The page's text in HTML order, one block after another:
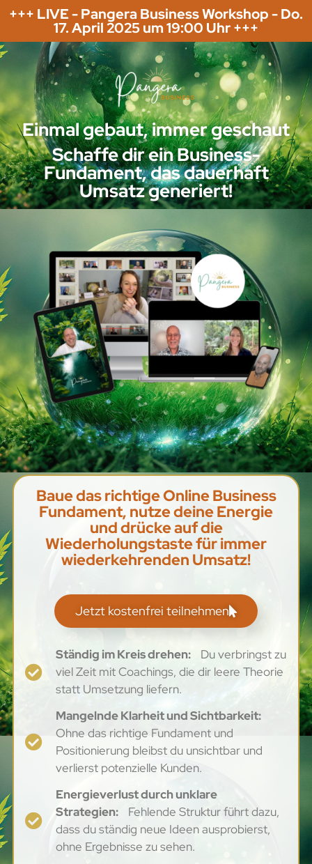
+++ LIVE - Pangera Business Workshop - Do.
17. April 2025 um 19:00 Uhr +++
Einmal gebaut, immer geschaut
Schaffe dir ein Business-
Fundament, das dauerhaft
Umsatz generiert!
Baue das richtige Online Business
Fundament, nutze deine Energie
und drücke auf die
Wiederholungstaste für immer
wiederkehrenden Umsatz!
Jetzt kostenfrei teilnehmen
Ständig im Kreis drehen:Du verbringst zu
viel Zeit mit Coachings, die dir leere Theorie
statt Umsetzung liefern.
Mangelnde Klarheit und Sichtbarkeit:
Ohne das richtige Fundament und
Positionierung bleibst du unsichtbar und
verlierst potenzielle Kunden.
Energieverlust durch unklare
Strategien:
Fehlende Struktur führt dazu,
dass du ständig neue Ideen ausprobierst,
ohne Ergebnisse zu sehen.